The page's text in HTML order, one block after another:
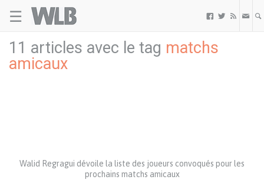
☰   
11 articles avec le tag matchs
amicaux
Walid Regragui dévoile la liste des joueurs convoqués pour les
prochains matchs amicaux